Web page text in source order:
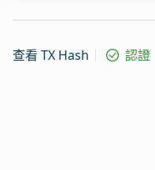
查看 TX Hash 認證